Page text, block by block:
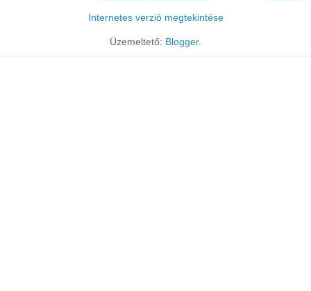
Internetes verzió megtekintése
Üzemeltető: Blogger.